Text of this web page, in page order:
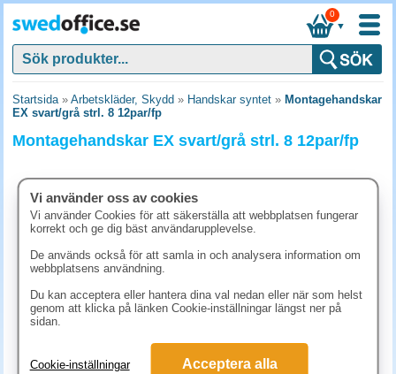
▼
0
Startsida» Arbetskläder, Skydd » Handskar syntet » Montagehandskar
EX svart/grå strl. 8 12par/fp
Montagehandskar EX svart/grå strl. 8 12par/fp
492.50 kr (inkl. moms)
Vi använder oss av cookies
Vi använder Cookies för att säkerställa att webbplatsen fungerar
korrekt och ge dig bäst användarupplevelse.
De används också för att samla in och analysera information om
webbplatsens användning.
Du kan acceptera eller hantera dina val nedan eller när som helst
genom att klicka på länken Cookie-inställningar längst ner på
sidan.
Cookie-inställningar Acceptera alla